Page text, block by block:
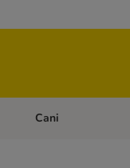
Occasioni
Apri Menù
Cani